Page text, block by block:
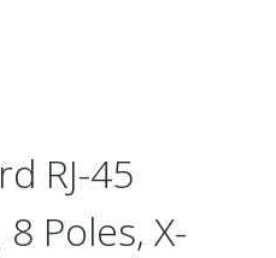
RJ-45
Poles, X-